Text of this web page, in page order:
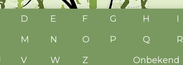
D E F G H
I
M N O P Q
R
V W Z Onbekend